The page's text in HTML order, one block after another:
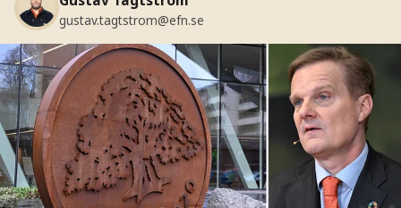
gustav.tagtstrom@efn.se